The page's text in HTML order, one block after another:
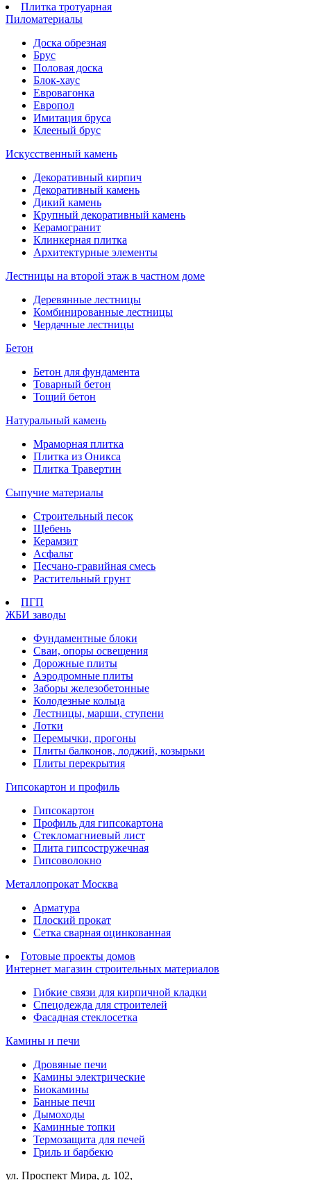
Плитка тротуарная
Пиломатериалы
Доска обрезная
Брус
Половая доска
Блок-хаус
Евровагонка
Европол
Имитация бруса
Клееный брус
Искусственный камень
Декоративный кирпич
Декоративный камень
Дикий камень
Крупный декоративный камень
Керамогранит
Клинкерная плитка
Архитектурные элементы
Лестницы на второй этаж в частном доме
Деревянные лестницы
Комбинированные лестницы
Чердачные лестницы
Бетон
Бетон для фундамента
Товарный бетон
Тощий бетон
Натуральный камень
Мраморная плитка
Плитка из Оникса
Плитка Травертин
Сыпучие материалы
Строительный песок
Щебень
Керамзит
Асфальт
Песчано-гравийная смесь
Растительный грунт
ПГП
ЖБИ заводы
Фундаментные блоки
Сваи, опоры освещения
Дорожные плиты
Аэродромные плиты
Заборы железобетонные
Колодезные кольца
Лестницы, марши, ступени
Лотки
Перемычки, прогоны
Плиты балконов, лоджий, козырьки
Плиты перекрытия
Гипсокартон и профиль
Гипсокартон
Профиль для гипсокартона
Стекломагниевый лист
Плита гипсостружечная
Гипсоволокно
Металлопрокат Москва
Арматура
Плоский прокат
Сетка сварная оцинкованная
Готовые проекты домов
Интернет магазин строительных материалов
Гибкие связи для кирпичной кладки
Спецодежда для строителей
Фасадная стеклосетка
Камины и печи
Дровяные печи
Камины электрические
Биокамины
Банные печи
Дымоходы
Каминные топки
Термозащита для печей
Гриль и барбекю
ул. Проспект Мира, д. 102,